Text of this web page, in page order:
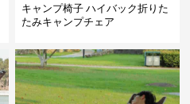
キャンプ椅子 ハイバック折りた
たみキャンプチェア